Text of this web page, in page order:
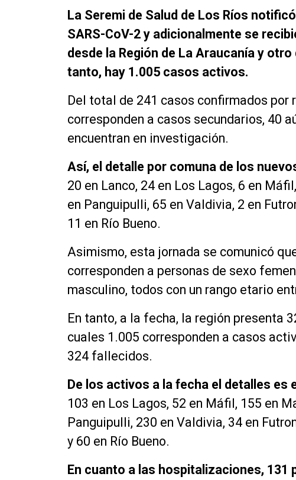
La Seremi de Salud de Los Ríos
SARS-CoV-2 y adicionalmente se
desde la Región de La Araucanía y
tanto, hay 1.005 casos activos.
Del total de 241 casos confirmados por
corresponden a casos secundarios, 40
encuentran en investigación.
Así, el detalle por comuna de los
20 en Lanco, 24 en Los Lagos, 6 en
en Panguipulli, 65 en Valdivia, 2 en
11 en Río Bueno.
Asimismo, esta jornada se comunicó
corresponden a personas de sexo
masculino, todos con un rango etario
En tanto, a la fecha, la región presenta
cuales 1.005 corresponden a casos
324 fallecidos.
De los activos a la fecha el detalles es
103 en Los Lagos, 52 en Máfil, 155 en
Panguipulli, 230 en Valdivia, 34 en
y 60 en Río Bueno.
En cuanto a las hospitalizaciones,